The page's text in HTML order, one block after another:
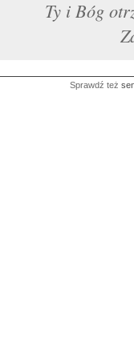
Ty i Bóg
Sprawdź też